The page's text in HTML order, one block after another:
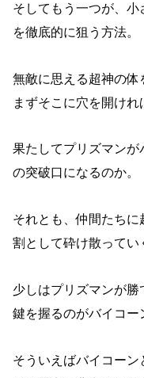
そしてもう一つが、
を徹底的に狙う方法。
無敵に思える超神の体
まずそこに穴を開けれ
果たしてプリズマン
の突破口になるのか。
それとも、仲間たち
割として砕け散ってい
少しはプリズマンが
鍵を握るのがバイコー
そういえばバイコーン